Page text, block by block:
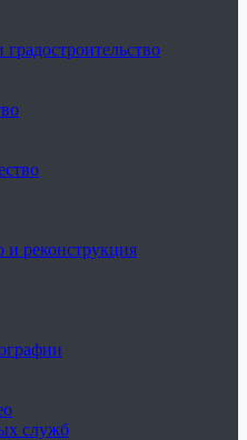
и реконструкция
служб